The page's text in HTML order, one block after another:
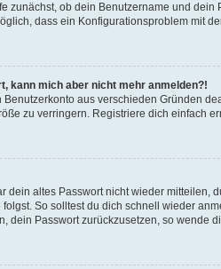
zunächst, ob dein Benutzername und
dass ein Konfigurationsproblem mit
kann mich aber nicht mehr anmelden?!
Benutzerkonto aus verschieden Gründen
zu verringern. Registriere dich einfach
dein altes Passwort nicht wieder
So solltest du dich schnell wieder
dein Passwort zurückzusetzen, so wende